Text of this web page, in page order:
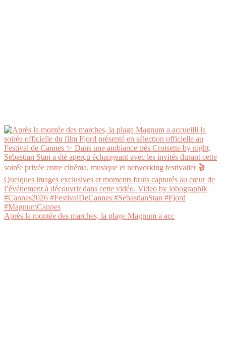
Après la montée des marches, la plage Magnum a acc